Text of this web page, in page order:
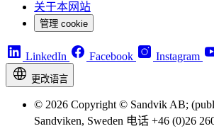
关于本网站
管理 cookie
LinkedIn Facebook Instagram
更改语言
© 2026 Copyright © Sandvik AB;
Sandviken, Sweden 电话 +46 (0)26